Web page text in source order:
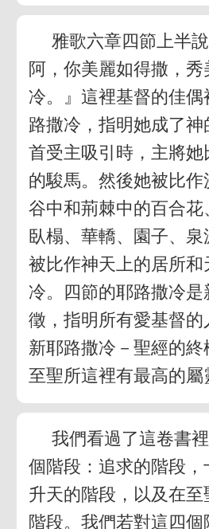
雅歌六章四節上半
阿，你美麗如得撒，秀
冷。』這裡基督的佳
路撒冷，指明她成了
首受主吸引時，主將
的駿馬。然後她被比作
谷中和荊棘中的百合花
臥榻、華轎、園子、
被比作神天上的居所和
冷。四節的耶路撒冷
徵，指明所有愛基督
新耶路撒冷－聖經的
至聖所這裡有最高的屬
我們看過了這卷書
個階段：追求的階段，
升天的階段，以及在
階段。我們若對這四